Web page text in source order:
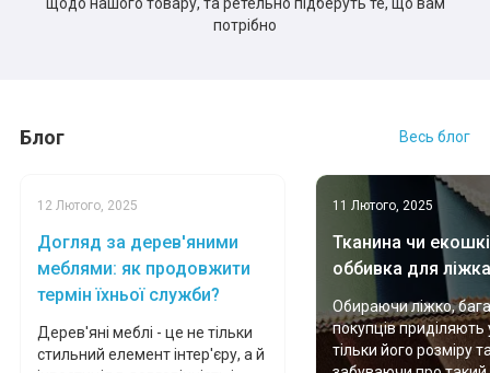
потрібно
Блог Весь блог
12 Лютого, 2025
Догляд за дерев'яними
меблями: як продовжити
термін їхньої служби?
Дерев'яні меблі - це не тільки
стильний елемент інтер'єру, а й
11 Лютого, 2025
Тканина чи
оббивка для
Обираючи ліжко,
покупців приділяють
тільки його розміру